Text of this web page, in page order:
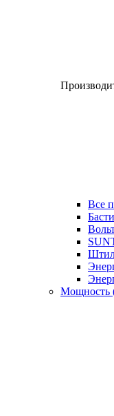
Все
Мощность